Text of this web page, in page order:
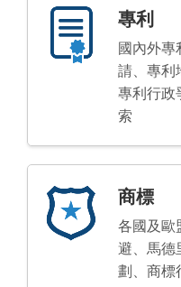
專利
國內外專
請、專利
專利行政
索
商標
各國及歐
避、馬德
劃、商標